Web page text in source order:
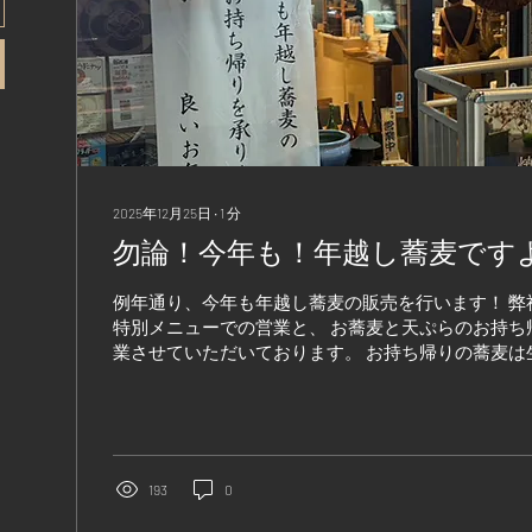
2025年12月25日 ∙ 1 分
勿論！今年も！年越し蕎麦です
例年通り、今年も年越し蕎麦の販売を行います！ 弊
特別メニューでの営業と、 お蕎麦と天ぷらのお持
業させていただいております。 お持ち帰りの蕎麦
ぷら 1本 ￥300 ④鴨ロース 1本 ￥2500 お持ち帰りの蕎麦はお
電話で各店舗にご予約いただいておりますので、
で年を越していただけるとうれしいです。 スタッ
193 0